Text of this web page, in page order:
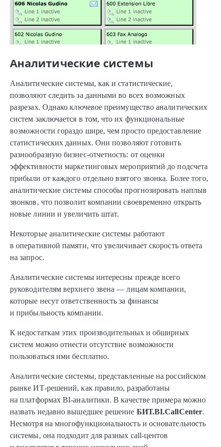
Аналитические системы
Аналитические системы, как и статистические,
позволяют следить за данными во всех возможных
разрезах. Однако ключевое преимущество аналитических
систем заключается в том, что их функциональные
возможности гораздо шире, чем просто предоставление
статистических данных. Они позволяют готовить
разнообразную бизнес-отчетность: от оценки
эффективности маркетинговых мероприятий до подсчета
прибыли от каждого отдельно взятого звонка. Более того,
аналитические системы способы прогнозировать наплыв
звонков, что позволит компании своевременно открыть
новые линии и увеличить штат.
Некоторые аналитические системы работают
в оперативной памяти, что увеличивает скорость ответа
на запрос.
Аналитические системы интересны прежде всего
руководителям верхнего звена — лицам компании,
которые несут ответственность за финансы
и прибыльность компании.
К недостаткам этих производительных и обширных
систем можно отнести отсутствие возможности
пользоваться ими бесплатно.
Аналитические системы, представленные на российском
рынке ИТ-решений, как правило, разработаны
на платформах BI-аналитики. В качестве примера можно
назвать недавно вышедшее решение БИТ.BI.CallCenter.
Несмотря на многофункциональность и основательность
системы, она подходит для разных call-центов